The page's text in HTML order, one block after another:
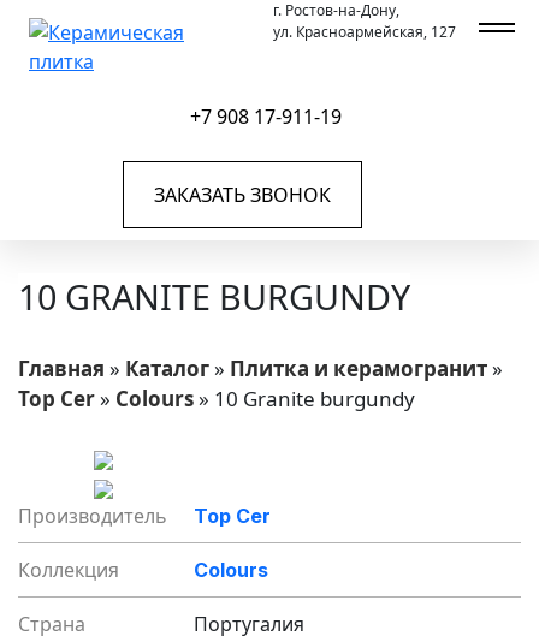
г. Ростов-на-Дону,
ул. Красноармейская, 127
+7 908 17-911-19
ЗАКАЗАТЬ ЗВОНОК
10 GRANITE BURGUNDY
Главная » Каталог» Плитка и керамогранит»
Top Cer» Colours» 10 Granite burgundy
Производитель Top Cer
Коллекция Colours
Страна
Португалия